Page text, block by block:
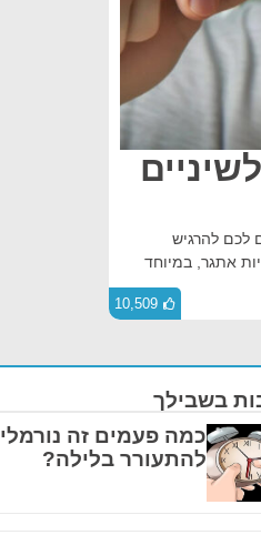
לכם להרגיש
אתגר, במיוחד
10,509
בשבילך
כמה פעמים זה נורמלי
להתעורר בלילה?